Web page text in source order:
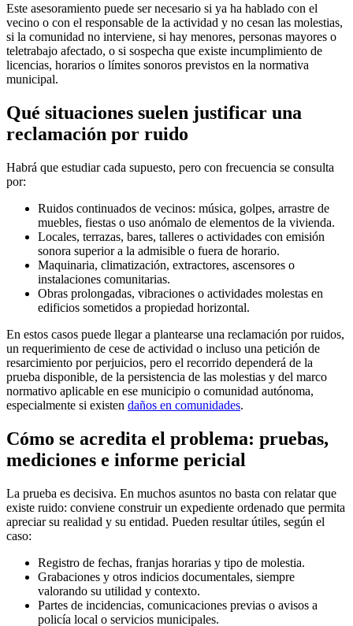
Este asesoramiento puede ser necesario si ya ha hablado con el
vecino o con el responsable de la actividad y no cesan las molestias,
si la comunidad no interviene, si hay menores, personas mayores o
teletrabajo afectado, o si sospecha que existe incumplimiento de
licencias, horarios o límites sonoros previstos en la normativa
municipal.
Qué situaciones suelen justificar una
reclamación por ruido
Habrá que estudiar cada supuesto, pero con frecuencia se consulta
por:
Ruidos continuados de vecinos: música, golpes, arrastre de
muebles, fiestas o uso anómalo de elementos de la vivienda.
Locales, terrazas, bares, talleres o actividades con emisión
sonora superior a la admisible o fuera de horario.
Maquinaria, climatización, extractores, ascensores o
instalaciones comunitarias.
Obras prolongadas, vibraciones o actividades molestas en
edificios sometidos a propiedad horizontal.
En estos casos puede llegar a plantearse una reclamación por ruidos,
un requerimiento de cese de actividad o incluso una petición de
resarcimiento por perjuicios, pero el recorrido dependerá de la
prueba disponible, de la persistencia de las molestias y del marco
normativo aplicable en ese municipio o comunidad autónoma,
especialmente si existen daños en comunidades.
Cómo se acredita el problema: pruebas,
mediciones e informe pericial
La prueba es decisiva. En muchos asuntos no basta con relatar que
existe ruido: conviene construir un expediente ordenado que permita
apreciar su realidad y su entidad. Pueden resultar útiles, según el
caso:
Registro de fechas, franjas horarias y tipo de molestia.
Grabaciones y otros indicios documentales, siempre
valorando su utilidad y contexto.
Partes de incidencias, comunicaciones previas o avisos a
policía local o servicios municipales.